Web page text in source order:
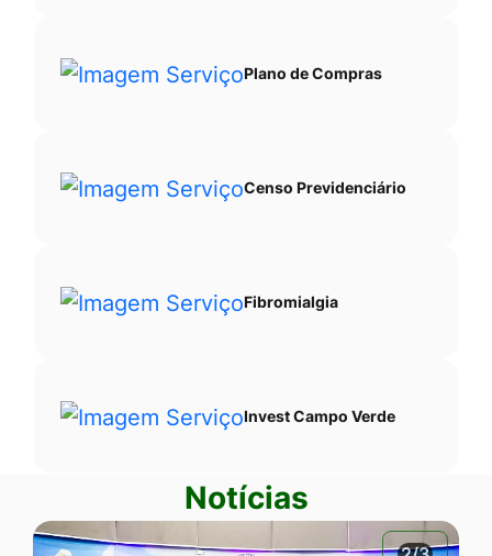
Plano de Compras
Censo Previdenciário
Fibromialgia
Invest Campo Verde
Notícias